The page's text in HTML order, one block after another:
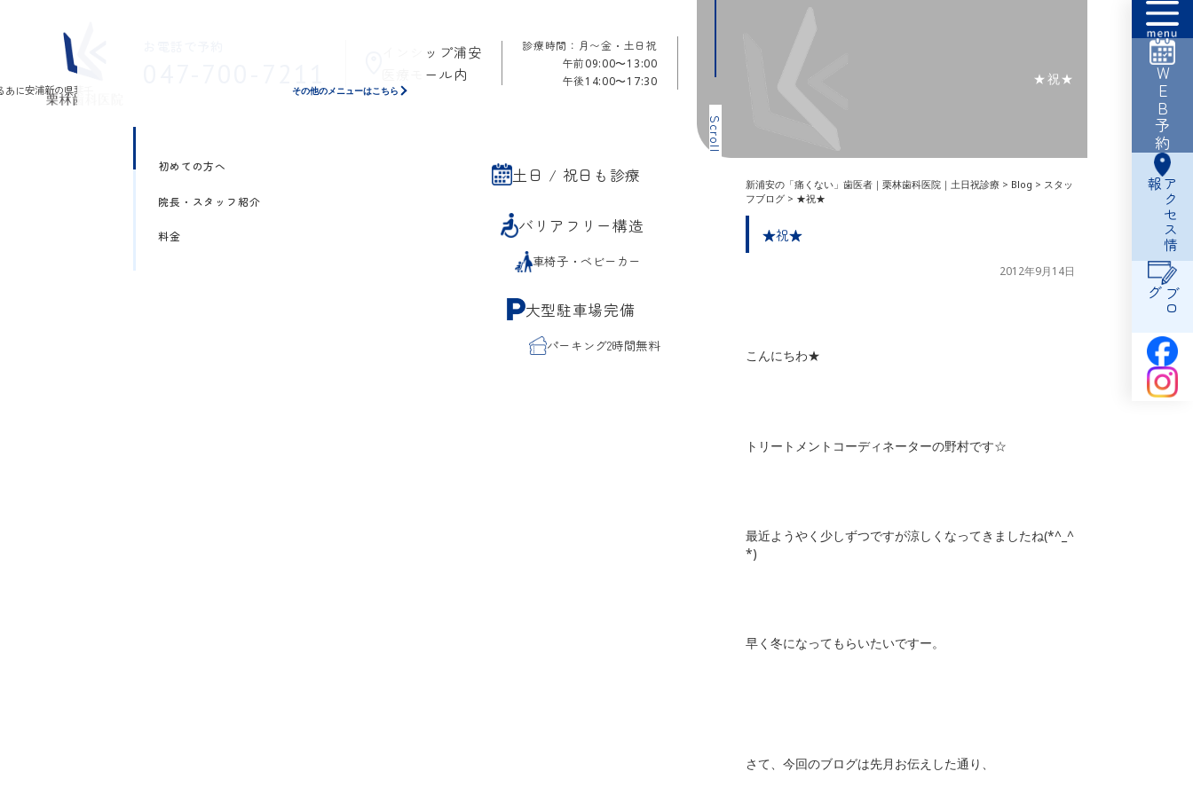
インシップ浦安
医療モール内
診療時間：月〜金・土日祝
午前09:00〜13:00
午後14:00〜17:30
初めての方へ
院長・スタッフ紹介
料金
土日 / 祝日も診療
バリアフリー構造
車椅子・ベビーカー
大型駐車場完備
パーキング2時間無料
その他のメニューはこちら WEB予約
ア
ク
セ
ス
情
報
ブ
ロ
グ
Scroll
★祝★
新浦安の「痛くない」歯医者｜栗林歯科医院｜土日祝診療 > Blog > スタッ
フブログ > ★祝★
★祝★
2012年9月14日
こんにちわ★
トリートメントコーディネーターの野村です☆
最近ようやく少しずつですが涼しくなってきましたね(*^_^
*)
早く冬になってもらいたいですー。
さて、今回のブログは先月お伝えした通り、